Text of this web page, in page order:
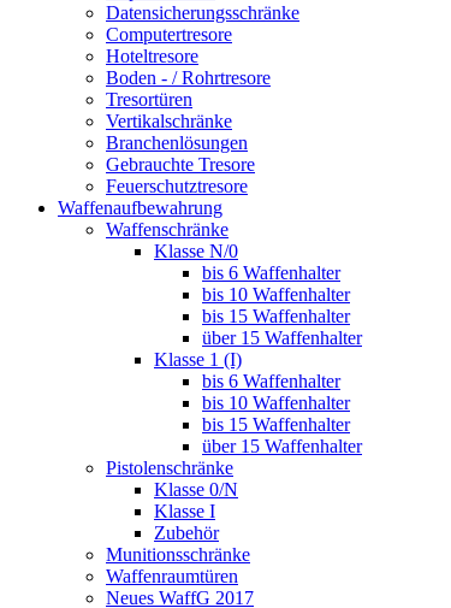
Datensicherungsschränke
Computertresore
Hoteltresore
Boden - / Rohrtresore
Tresortüren
Vertikalschränke
Branchenlösungen
Gebrauchte Tresore
Feuerschutztresore
Waffenaufbewahrung
Waffenschränke
Klasse N/0
bis 6 Waffenhalter
bis 10 Waffenhalter
bis 15 Waffenhalter
über 15 Waffenhalter
Klasse 1 (I)
bis 6 Waffenhalter
bis 10 Waffenhalter
bis 15 Waffenhalter
über 15 Waffenhalter
Pistolenschränke
Klasse 0/N
Klasse I
Zubehör
Munitionsschränke
Waffenraumtüren
Neues WaffG 2017